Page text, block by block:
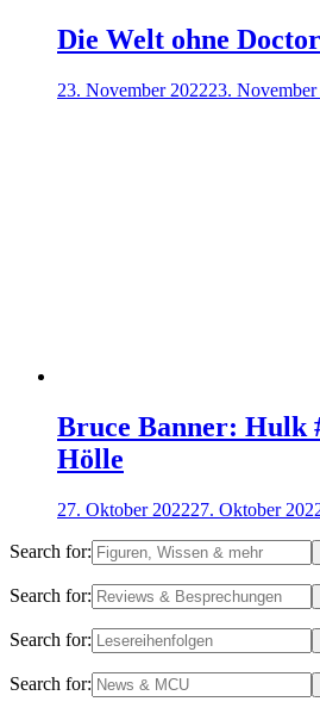
Die Welt ohne
23. November 202223. November
Bruce Banner: Hulk
Hölle
27. Oktober 202227. Oktober
Search for:
Search for:
Search for:
Search for: